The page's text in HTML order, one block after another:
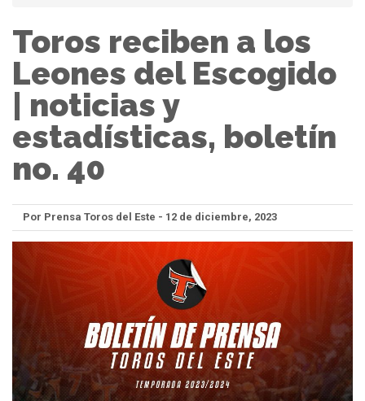
Toros reciben a los
Leones del Escogido
| noticias y
estadísticas, boletín
no. 40
Por Prensa Toros del Este - 12 de diciembre, 2023